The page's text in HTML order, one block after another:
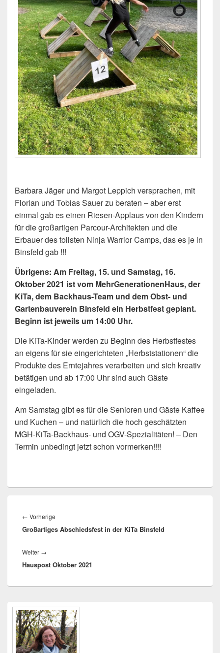
Barbara Jäger und Margot Leppich versprachen, mit
Florian und Tobias Sauer zu beraten – aber erst
einmal gab es einen Riesen-Applaus von den Kindern
für die großartigen Parcour-Architekten und die
Erbauer des tollsten Ninja Warrior Camps, das es je in
Binsfeld gab !!!
Übrigens: Am Freitag, 15. und Samstag, 16.
Oktober 2021 ist vom MehrGenerationenHaus, der
KiTa, dem Backhaus-Team und dem Obst- und
Gartenbauverein Binsfeld ein Herbstfest geplant.
Beginn ist jeweils um 14:00 Uhr.
Die KiTa-Kinder werden zu Beginn des Herbstfestes
an eigens für sie eingerichteten „Herbststationen“ die
Produkte des Erntejahres verarbeiten und sich kreativ
betätigen und ab 17:00 Uhr sind auch Gäste
eingeladen.
Am Samstag gibt es für die Senioren und Gäste Kaffee
und Kuchen – und natürlich die hoch geschätzten
MGH-KiTa-Backhaus- und OGV-Spezialitäten! – Den
Termin unbedingt jetzt schon vormerken!!!!
← Vorherige
Beitrag:
Großartiges Abschiedsfest in der KiTa Binsfeld
Weiter →
Beitrag:
Hauspost Oktober 2021
Primärer
Seitenleisten
Widget-
Bereich